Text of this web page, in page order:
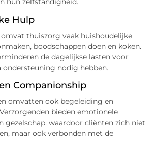
Hulp
thuiszorg vaak huishoudelijke
boodschappen doen en koken.
de dagelijkse lasten voor
ondersteuning nodig hebben.
Companionship
omvatten ook begeleiding en
bieden emotionele
gezelschap, waardoor cliënten zich niet
maar ook verbonden met de